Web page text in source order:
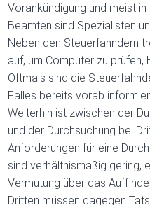
Vorankündigung und meist
Beamten sind Spezialisten
Neben den Steuerfahndern
auf, um Computer zu prüfen,
Oftmals sind die
Falles bereits vorab
Weiterhin ist zwischen der
und der Durchsuchung bei
Anforderungen für eine
sind verhältnismäßig gering,
Vermutung über das
Dritten müssen dagegen